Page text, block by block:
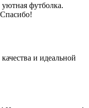
уютная футболка.
и идеальной